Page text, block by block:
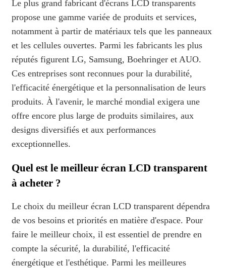
Le plus grand fabricant d'écrans LCD transparents
propose une gamme variée de produits et services,
notamment à partir de matériaux tels que les panneaux
et les cellules ouvertes. Parmi les fabricants les plus
réputés figurent LG, Samsung, Boehringer et AUO.
Ces entreprises sont reconnues pour la durabilité,
l'efficacité énergétique et la personnalisation de leurs
produits. À l'avenir, le marché mondial exigera une
offre encore plus large de produits similaires, aux
designs diversifiés et aux performances
exceptionnelles.
Quel est le meilleur écran LCD transparent
à acheter ?
Le choix du meilleur écran LCD transparent dépendra
de vos besoins et priorités en matière d'espace. Pour
faire le meilleur choix, il est essentiel de prendre en
compte la sécurité, la durabilité, l'efficacité
énergétique et l'esthétique. Parmi les meilleures